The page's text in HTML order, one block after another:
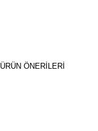
ÜRÜN ÖNERILERI